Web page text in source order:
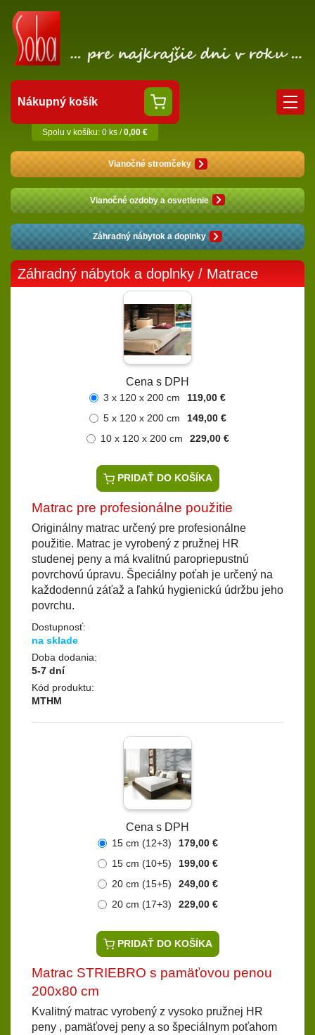
Nákupný košík
Spolu v košíku: 0 ks /0,00 €
Vianočné stromčeky
Vianočné ozdoby a osvetlenie
Záhradný nábytok a doplnky
Záhradný nábytok a doplnky / Matrace
Cena s DPH
3 x 120 x 200 cm
119,00 €
5 x 120 x 200 cm
149,00 €
10 x 120 x 200 cm
229,00 €
PRIDAŤ DO KOŠÍKA
Matrac pre profesionálne použitie
Originálny matrac určený pre profesionálne
použitie. Matrac je vyrobený z pružnej HR
studenej peny a má kvalitnú paropriepustnú
povrchovú úpravu. Špeciálny poťah je určený na
každodennú záťaž a ľahkú hygienickú údržbu jeho
povrchu.
Dostupnosť:
na sklade
Doba dodania:
5-7 dní
Kód produktu:
MTHM
Cena s DPH
15 cm (12+3)
179,00 €
15 cm (10+5)
199,00 €
20 cm (15+5)
249,00 €
20 cm (17+3)
229,00 €
PRIDAŤ DO KOŠÍKA
Matrac STRIEBRO s pamäťovou penou
200x80 cm
Kvalitný matrac vyrobený z vysoko pružnej HR
peny , pamäťovej peny a so špeciálnym poťahom